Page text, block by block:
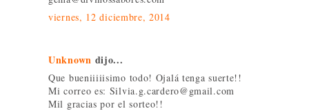
viernes, 12 diciembre, 2014
Unknown dijo...
Que bueniiiiisimo todo! Ojalá tenga suerte!!
Mi correo es: Silvia.g.cardero@gmail.com
Mil gracias por el sorteo!!